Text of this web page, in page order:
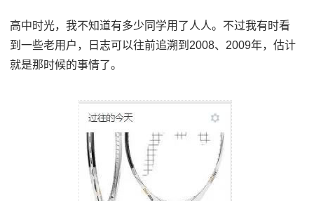
高中时光，我不知道有多少同学用了人人。不过我有时看
到一些老用户，日志可以往前追溯到2008、2009年，估计
就是那时候的事情了。